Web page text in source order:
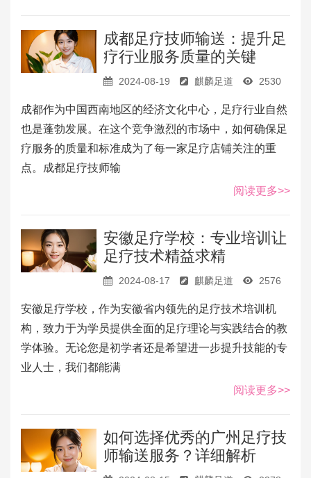
成都足疗技师输送：提升足
疗行业服务质量的关键
2024-08-19 麒麟足道 2530
成都作为中国西南地区的经济文化中心，足疗行业自然
也是蓬勃发展。在这个竞争激烈的市场中，如何确保足
疗服务的质量和标准成为了每一家足疗店铺关注的重
点。成都足疗技师输
阅读更多>>
安徽足疗学校：专业培训让
足疗技术精益求精
2024-08-17 麒麟足道 2576
安徽足疗学校，作为安徽省内领先的足疗技术培训机
构，致力于为学员提供全面的足疗理论与实践结合的教
学体验。无论您是初学者还是希望进一步提升技能的专
业人士，我们都能满
阅读更多>>
如何选择优秀的广州足疗技
师输送服务？详细解析